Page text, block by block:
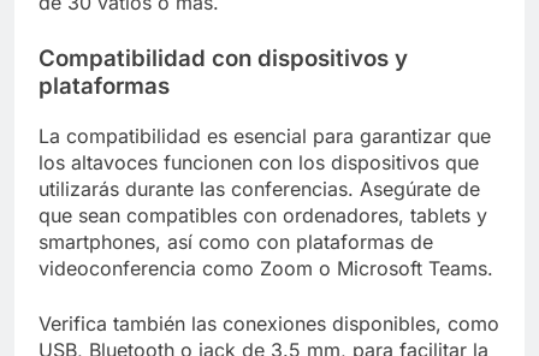
Compatibilidad con dispositivos y
plataformas
La compatibilidad es esencial para garantizar que
los altavoces funcionen con los dispositivos que
utilizarás durante las conferencias. Asegúrate de
que sean compatibles con ordenadores, tablets y
smartphones, así como con plataformas de
videoconferencia como Zoom o Microsoft Teams.
Verifica también las conexiones disponibles, como
USB, Bluetooth o jack de 3.5 mm, para facilitar la